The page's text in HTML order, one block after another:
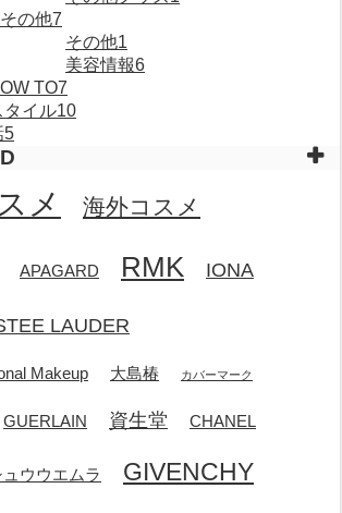
その他7
その他1
美容情報6
TO7
タイル10
5
メ 海外コスメ
APAGARD RMK IONA
LAUDER
Makeup 大島椿 カバーマーク
GUERLAIN 資生堂 CHANEL
ュウウエムラ GIVENCHY